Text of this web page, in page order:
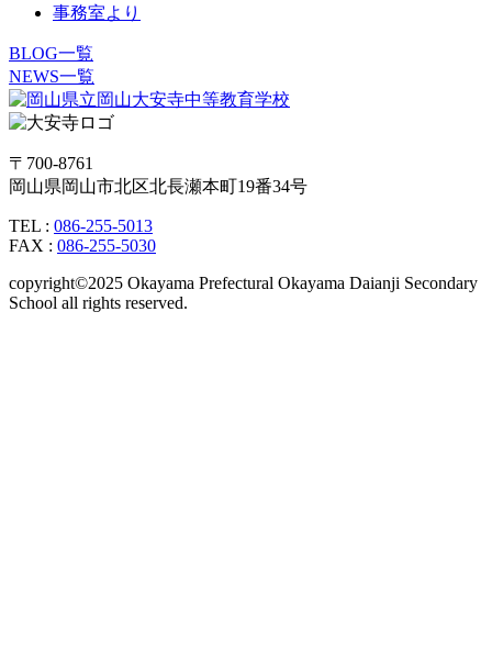
事務室より
BLOG一覧
NEWS一覧
〒700-8761
岡山県岡山市北区北長瀬本町19番34号
TEL : 086-255-5013
FAX : 086-255-5030
copyright©2025 Okayama Prefectural Okayama Daianji Secondary
School all rights reserved.